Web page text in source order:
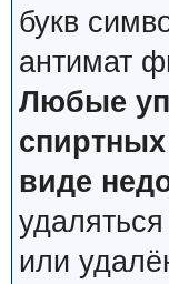
букв
антимат
Любые
виде
или